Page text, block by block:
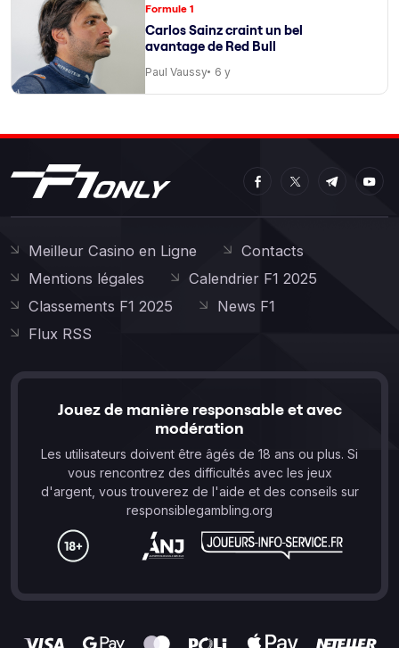
Formule 1
Carlos Sainz craint un bel
avantage de Red Bull
Paul Vaussy 6 y
Meilleur Casino en Ligne
Contacts
Mentions légales
Calendrier F1 2025
Classements F1 2025
News F1
Flux RSS
Jouez de manière responsable et avec
modération
Les utilisateurs doivent être âgés de 18 ans ou plus. Si
vous rencontrez des difficultés avec les jeux
d'argent, vous trouverez de l'aide et des conseils sur
responsiblegambling.org